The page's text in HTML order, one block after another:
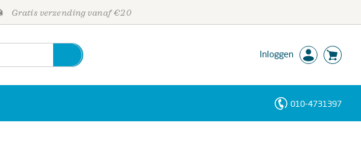
Gratis verzending vanaf €20
Inloggen
010-4731397
Personen